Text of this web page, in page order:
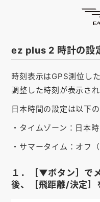
スマホアプリ
ピンポジ君 PIN POSITION
対応コースCOURSE
EVステーション UPDATE
取扱い店舗 SHOP
サポートSUPPORT
ez plus 2 時計の設
時刻表示はGPS測位し
調整した時刻が表示され
日本時間の設定は以下の
・タイムゾーン：日本
・サマータイム：オフ（
１．［▼ボタン］で
後、［飛距離/決定］